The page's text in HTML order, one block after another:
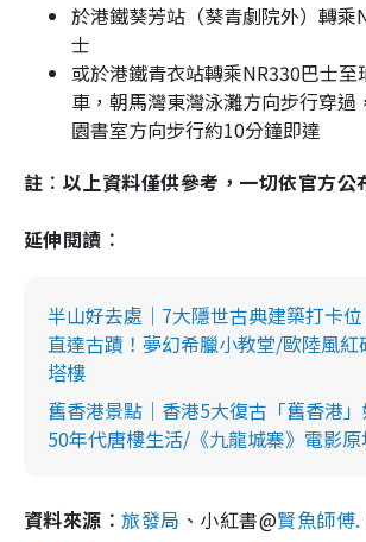
於港鐵葵芳站（葵青劇院外）轉乘
士
或於港鐵青衣站轉乘NR330巴士至
車，朝馬灣東灣泳灘方向步行穿過
園書室方向步行約10分鐘即達
註︰以上資料僅供參考，一切依官方公
延伸閱讀︰
半山好去處｜7大隱世古典建築打卡
直達古蹟！夢幻希臘小教堂/歐陸風紅
塔樓
舊香港景點｜香港5大復古「舊香港
50年代唐樓生活/《九龍城寨》電影
資料來源︰旅發局 、小紅書@賢魚師傅.